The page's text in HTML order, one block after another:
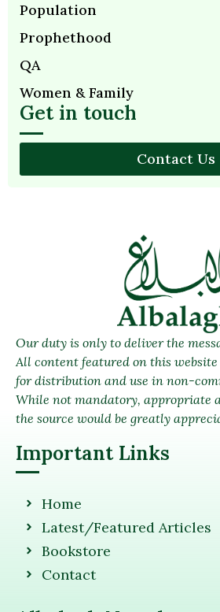
Population
Prophethood
QA
Women & Family
Get in touch
Contact Us
Our duty is only to deliver the
All content featured on this
for distribution and use in non-
While not mandatory, appropriate
the source would be greatly
Important Links
Home
Latest/Featured Articles
Bookstore
Contact